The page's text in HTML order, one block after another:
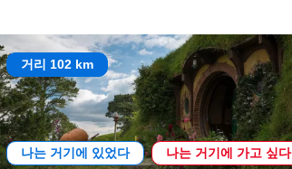
거리 102 km
나는 거기에 있었다 나는 거기에 가고 싶다